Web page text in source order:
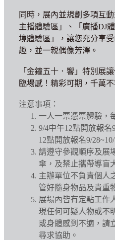
同時，展內並規劃多項互
主播體驗區」、「廣播DJ
境體驗區」，讓您充分享
趣，並一親偶像芳澤。
「金鐘五十．響」特別展
臨場感！精彩可期，千萬不
注意事項：
一人一票憑票體驗，
9/4中午12點開放報名
12點開放報名9/
請遵守參觀順序及展
傘，及禁止攜帶導盲
主辦單位不負責個人
管好隨身物品及貴重
展場內皆有定點工作
現任何可疑人物或不
或身體感到不適，請
尋求協助。